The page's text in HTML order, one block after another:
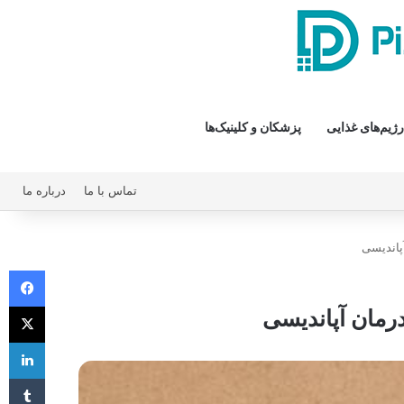
غذایی پزشکان و کلینیک‌ها
تماس با ما درباره ما
آپاندیسی X